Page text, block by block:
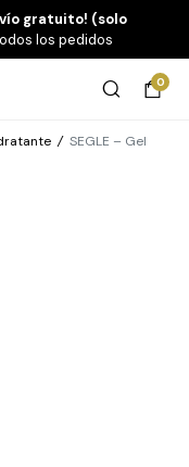
gratuito! (solo
los pedidos
0
/ SEGLE – Gel